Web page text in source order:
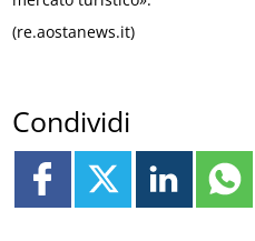
(re.aostanews.it)
Condividi